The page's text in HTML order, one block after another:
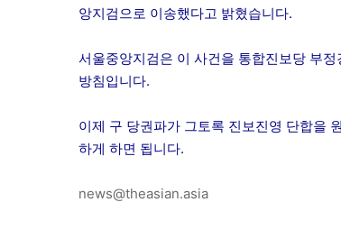
앙지검으로 이송했다고 밝혔습니다.
서울중앙지검은 이 사건을 통합진보당 부
방침입니다.
이제 구 당권파가 그토록 진보진영 단합을
하게 하면 됩니다.
news@theasian.asia